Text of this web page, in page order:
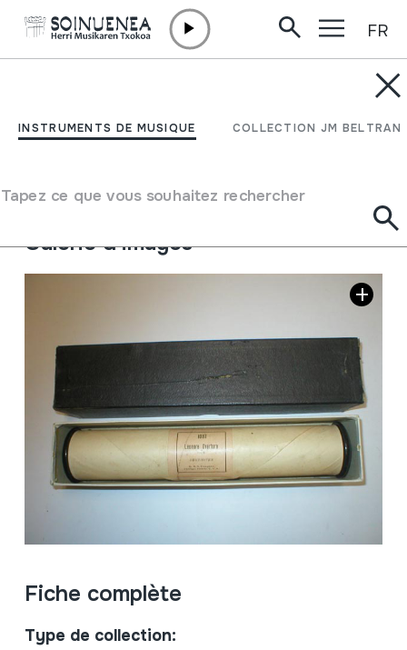
INSTRUMENTS DE MUSIQUE COLLECTION JM BELTRAN
Tapez ce que vous souhaitez rechercher
FR
Leonore Overture; Nº 3;
Auteur Beethoven, Ludwig van
Galerie d'images
Fiche complète
Type de collection: